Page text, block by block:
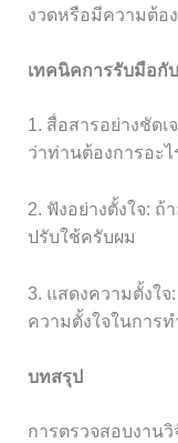
งวดหรือมีความต้อ
เทคนิคการรับมือกั
1. สื่อสารอย่างชัดเ
ว่าท่านต้องการอะไ
2. ฟังอย่างตั้งใจ: ถ้
ปรับใช้ครับผม
3. แสดงความตั้งใ
ความตั้งใจในการท
บทสรุป
การตรวจสอบงาน